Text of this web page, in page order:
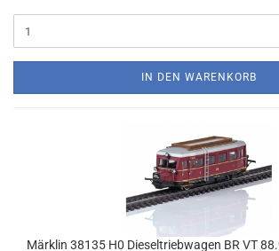
IN DEN WARENKORB
Märklin 38135 H0 Dieseltriebwagen BR VT